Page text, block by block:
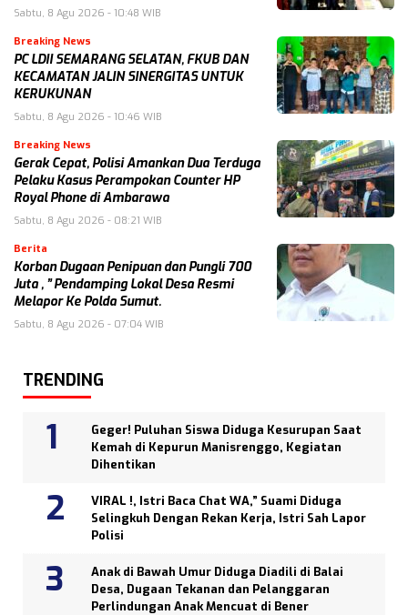
Sabtu, 8 Agu 2026 - 10:48 WIB
Breaking News
PC LDII SEMARANG SELATAN, FKUB DAN
KECAMATAN JALIN SINERGITAS UNTUK
KERUKUNAN
Sabtu, 8 Agu 2026 - 10:46 WIB
Breaking News
Gerak Cepat, Polisi Amankan Dua Terduga
Pelaku Kasus Perampokan Counter HP
Royal Phone di Ambarawa
Sabtu, 8 Agu 2026 - 08:21 WIB
Berita
Korban Dugaan Penipuan dan Pungli 700
Juta , ” Pendamping Lokal Desa Resmi
Melapor Ke Polda Sumut.
Sabtu, 8 Agu 2026 - 07:04 WIB
TRENDING
Geger! Puluhan Siswa Diduga Kesurupan Saat
Kemah di Kepurun Manisrenggo, Kegiatan
Dihentikan
VIRAL !, Istri Baca Chat WA,” Suami Diduga
Selingkuh Dengan Rekan Kerja, Istri Sah Lapor
Polisi
Anak di Bawah Umur Diduga Diadili di Balai
Desa, Dugaan Tekanan dan Pelanggaran
Perlindungan Anak Mencuat di Bener